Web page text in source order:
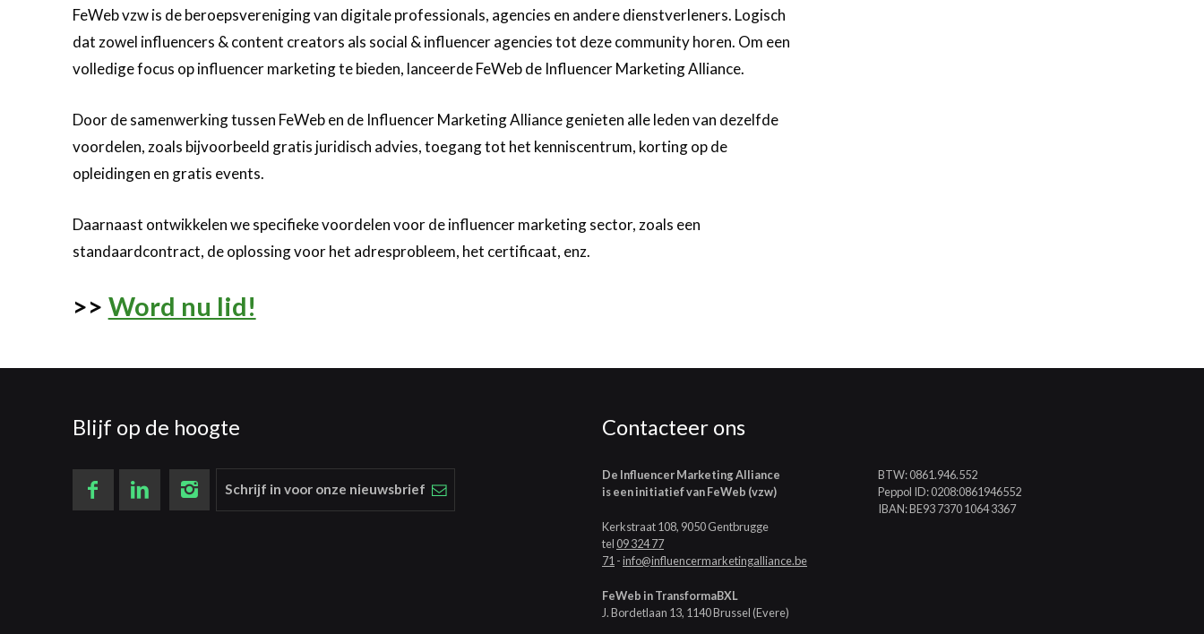
FeWeb vzw is de beroepsvereniging van digitale professionals, agencies en andere dienstverleners. Logisch
dat zowel influencers & content creators als social & influencer agencies tot deze community horen. Om een
volledige focus op influencer marketing te bieden, lanceerde FeWeb de Influencer Marketing Alliance.
Door de samenwerking tussen FeWeb en de Influencer Marketing Alliance genieten alle leden van dezelfde
voordelen, zoals bijvoorbeeld gratis juridisch advies, toegang tot het kenniscentrum, korting op de
opleidingen en gratis events.
Daarnaast ontwikkelen we specifieke voordelen voor de influencer marketing sector, zoals een
standaardcontract, de oplossing voor het adresprobleem, het certificaat, enz.
>> Word nu lid!
Blijf op de hoogte
Schrijf in voor onze nieuwsbrief
Contacteer ons
De Influencer Marketing Alliance
is een initiatief van FeWeb (vzw)
Kerkstraat 108, 9050 Gentbrugge
tel09 324 77
71 -info@influencermarketingalliance.be
FeWeb in TransformaBXL
J. Bordetlaan 13, 1140 Brussel (Evere)
BTW: 0861.946.552
Peppol ID: 0208:0861946552
IBAN: BE93 7370 1064 3367